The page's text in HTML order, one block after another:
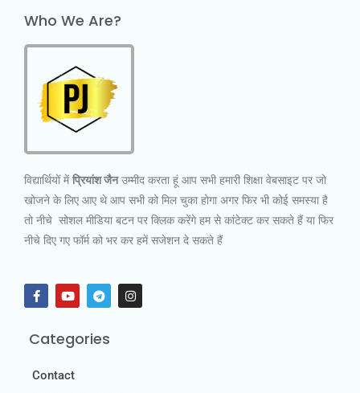
Who We Are?
विद्यार्थियों मेंप्रियांश जैनउम्मीद करता हूं आप सभी हमारी शिक्षा वेबसाइट पर जो
खोजने के लिए आए थे आप सभी को मिल चुका होगा अगर फिर भी कोई समस्या है
तो नीचे सोशल मीडिया बटन पर क्लिक करेंगे हम से कांटेक्ट कर सकते हैं या फिर
नीचे दिए गए फॉर्म को भर कर हमें सजेशन दे सकते हैं
Categories
Contact